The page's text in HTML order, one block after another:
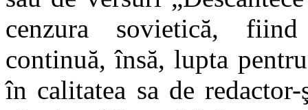
cenzura sovietică,
continuă, însă, lupta
în calitatea sa de